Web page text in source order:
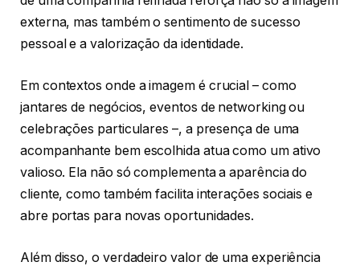
externa, mas também o sentimento de sucesso
pessoal e a valorização da identidade.
Em contextos onde a imagem é crucial – como
jantares de negócios, eventos de networking ou
celebrações particulares –, a presença de uma
acompanhante bem escolhida atua como um ativo
valioso. Ela não só complementa a aparência do
cliente, como também facilita interações sociais e
abre portas para novas oportunidades.
Além disso, o verdadeiro valor de uma experiência